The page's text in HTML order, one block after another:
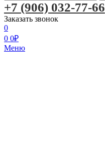
+7 (906) 032-77-66
Заказать звонок
0
0 0₽
Меню